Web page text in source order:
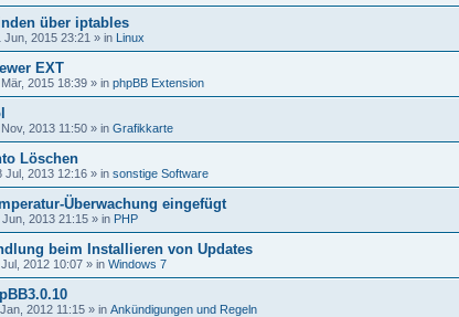
über iptables
Jun, 2015 23:21 » in Linux
EXT
2015 18:39 » in phpBB Extension
2013 11:50 » in Grafikkarte
Löschen
Jul, 2013 12:16 » in sonstige Software
Überwachung eingefügt
Jun, 2013 21:15 » in PHP
beim Installieren von Updates
Jul, 2012 10:07 » in Windows 7
2012 11:15 » in Ankündigungen und Regeln